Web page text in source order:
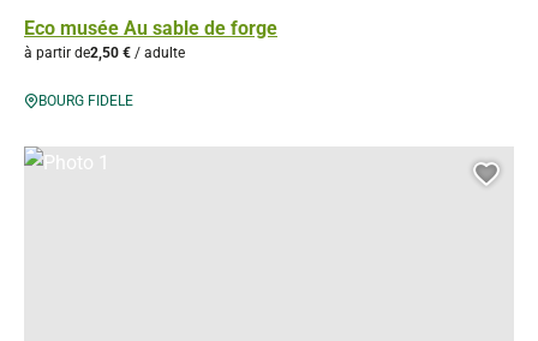
Eco musée Au sable de forge
à partir de2,50 € / adulte
BOURG FIDELE
Photo 1, © Droits gérés – D. Truillard